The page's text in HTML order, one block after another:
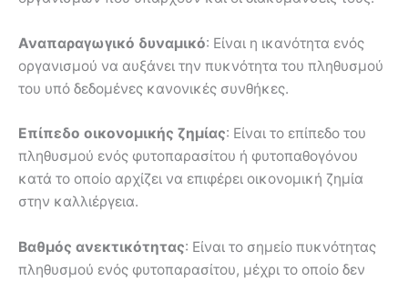
Αναπαραγωγικό δυναµικό: Είναι η ικανότητα ενός
οργανισµού να αυξάνει την πυκνότητα του πληθυσµού
του υπό δεδοµένες κανονικές συνθήκες.
Επίπεδο οικονοµικής ζηµίας: Είναι το επίπεδο του
πληθυσµού ενός φυτοπαρασίτου ή φυτοπαθογόνου
κατά το οποίο αρχίζει να επιφέρει οικονοµική ζηµία
στην καλλιέργεια.
Βαθµός ανεκτικότητας: Είναι το σηµείο πυκνότητας
πληθυσµού ενός φυτοπαρασίτου, µέχρι το οποίο δεν